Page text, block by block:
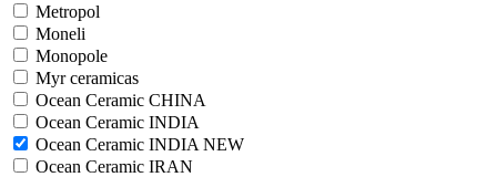
Metropol
Moneli
Monopole
Myr ceramicas
Ocean Ceramic CHINA
Ocean Ceramic INDIA
Ocean Ceramic INDIA NEW
Ocean Ceramic IRAN